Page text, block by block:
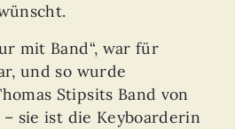
mit Band“, war für
und so wurde
Stipsits Band von
sie ist die Keyboarderin